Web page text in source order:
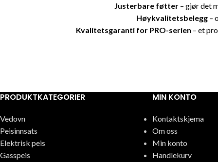
Justerbare føtter– gjør det
Høykvalitetsbelegg –
Kvalitetsgaranti for PRO-serien – et
PRODUKTKATEGORIER
Vedovn
Peisinnsats
Elektrisk peis
Gasspeis
MIN KONTO
Kontaktskjema
Om oss
Min konto
Handlekurv